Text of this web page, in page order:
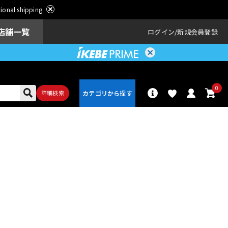
shipping.
舗一覧 ログイン 新規会員登録
詳細検索
0